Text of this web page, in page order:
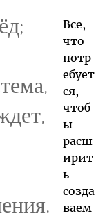
Все,
что
потр
ебует
ся,
чтоб
ы
расш
ирит
ь
созда
ваем